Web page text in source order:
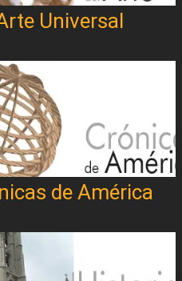
Universal
de América